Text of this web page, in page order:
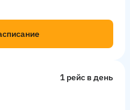
1 рейс в день